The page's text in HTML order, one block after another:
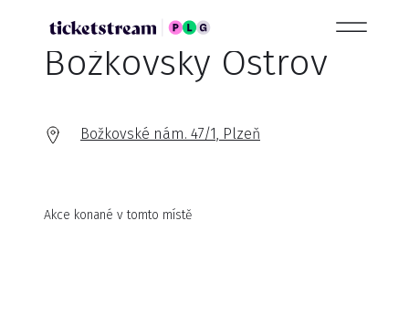
Božkovský Ostrov
Božkovské nám. 47/1, Plzeň
Akce konané v tomto místě